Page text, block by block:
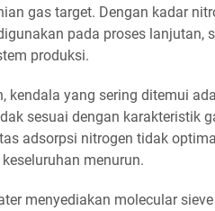
gas target. Dengan kadar
pada proses lanjutan,
produksi.
kendala yang sering ditemui
sesuai dengan karakteristik
adsorpsi nitrogen tidak
menurun.
menyediakan molecular